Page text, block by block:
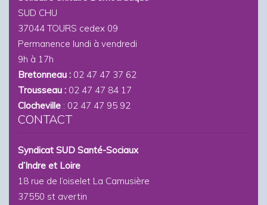
SUD CHU
37044 TOURS cedex 09
Permanence lundi à vendredi
9h à 17h
Bretonneau : 02 47 47 37 62
Trousseau : 02 47 47 84 17
Clocheville : 02 47 47 95 92
CONTACT
Syndicat SUD Santé-Sociaux
d’Indre et Loire
18 rue de l’oiselet La Camusière
37550 st avertin